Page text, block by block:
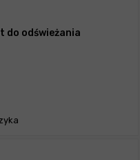
do odświeżania